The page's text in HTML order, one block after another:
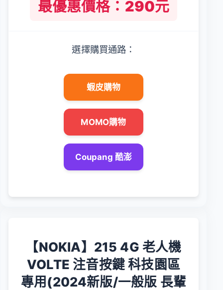
最優惠價格：290元
選擇購買通路：
蝦皮購物
MOMO購物
Coupang 酷澎
【NOKIA】215 4G 老人機
VOLTE 注音按鍵 科技園區
專用(2024新版/一般版 長輩